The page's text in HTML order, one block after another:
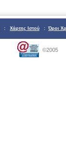
: Χάρτης Ιστού : Όροι
©2005